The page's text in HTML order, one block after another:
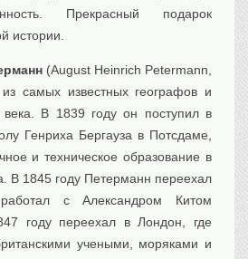
Прекрасный подарок
истории.
(August Heinrich Petermann,
самых известных географов и
века. В 1839 году он поступил в
Генриха Бергауза в Потсдаме,
и техническое образование в
В 1845 году Петерманн переехал
с Александром Китом
году переехал в Лондон, где
учеными, моряками и